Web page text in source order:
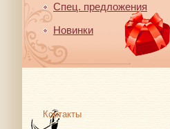
Спец. предложения
Новинки
Контакты